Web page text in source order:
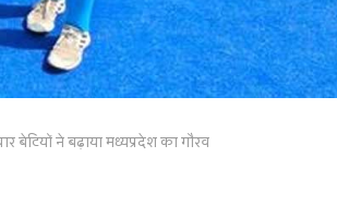
बेटियों ने बढ़ाया मध्यप्रदेश का गौरव